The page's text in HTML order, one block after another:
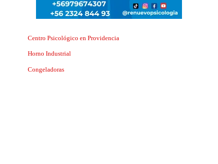
Centro Psicológico en Providencia
Horno Industrial
Congeladoras